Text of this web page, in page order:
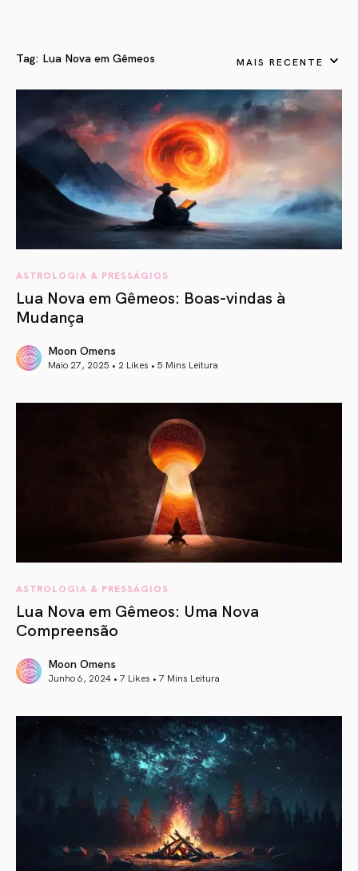
Tag: Lua Nova em Gêmeos MAIS RECENTE
ASTROLOGIA & PRESSÁGIOS
Lua Nova em Gêmeos: Boas-vindas à
Mudança
Moon Omens
Maio 27, 2025 • 2 Likes • 5 Mins Leitura
ASTROLOGIA & PRESSÁGIOS
Lua Nova em Gêmeos: Uma Nova
Compreensão
Moon Omens
Junho 6, 2024 • 7 Likes • 7 Mins Leitura